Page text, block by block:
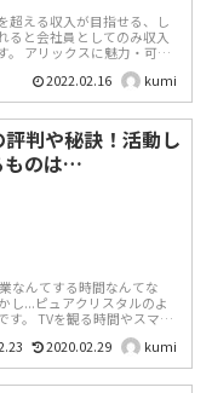
超える収入が目指せる、し
ると会社員としてのみ収入
。 アリックスに魅力・可能
2022.02.16 kumi
判や秘訣！活動し
ものは…
なんてする時間なんてな
し...ピュアクリスタルのよ
す。 TVを観る時間やスマフ
2020.02.29 kumi